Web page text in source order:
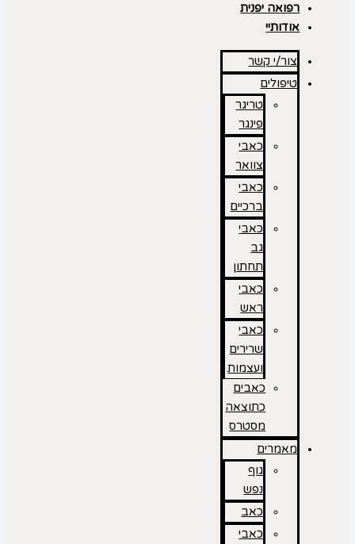
רפואה יפנית
אודותיי
צור/י קשר
טיפולים
טריגר
פינגר
כאבי
צוואר
כאבי
ברכיים
כאבי
גב
תחתון
כאבי
ראש
כאבי
שרירים
ועצמות
כאבים
כתוצאה
מסטרס
מאמרים
גוף
נפש
כאב
כאבי